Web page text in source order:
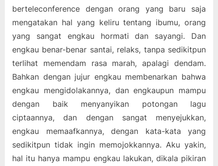
berteleconference dengan orang yang baru saja
mengatakan hal yang keliru tentang ibumu, orang
yang sangat engkau hormati dan sayangi. Dan
engkau benar-benar santai, relaks, tanpa sedikitpun
terlihat memendam rasa marah, apalagi dendam.
Bahkan dengan jujur engkau membenarkan bahwa
engkau mengidolakannya, dan engkaupun mampu
dengan baik menyanyikan potongan lagu
ciptaannya, dan dengan sangat menyejukkan,
engkau memaafkannya, dengan kata-kata yang
sedikitpun tidak ingin memojokkannya. Aku yakin,
hal itu hanya mampu engkau lakukan, dikala pikiran